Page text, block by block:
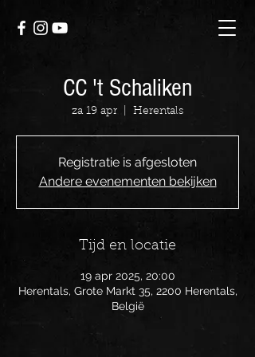
CC 't Schaliken
za 19 apr Herentals
Registratie is afgesloten
Andere evenementen bekijken
Tijd en locatie
19 apr 2025, 20:00
Herentals, Grote Markt 35, 2200 Herentals,
België